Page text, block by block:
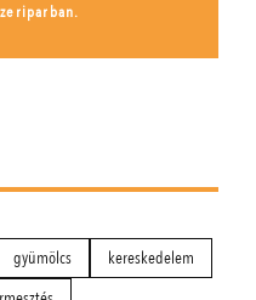
gyümölcs
kereskedelem